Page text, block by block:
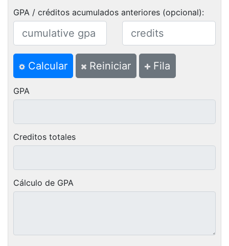
GPA / créditos acumulados anteriores (opcional):
Calcular Reiniciar Fila
GPA
Creditos totales
Cálculo de GPA